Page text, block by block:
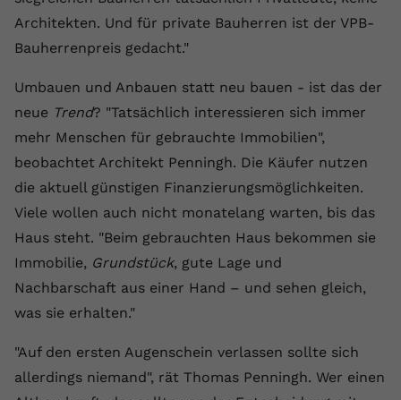
Architekten. Und für private Bauherren ist der VPB-
Bauherrenpreis gedacht."
Umbauen und Anbauen statt neu bauen - ist das der
neue Trend? "Tatsächlich interessieren sich immer
mehr Menschen für gebrauchte Immobilien",
beobachtet Architekt Penningh. Die Käufer nutzen
die aktuell günstigen Finanzierungsmöglichkeiten.
Viele wollen auch nicht monatelang warten, bis das
Haus steht. "Beim gebrauchten Haus bekommen sie
Immobilie, Grundstück, gute Lage und
Nachbarschaft aus einer Hand – und sehen gleich,
was sie erhalten."
"Auf den ersten Augenschein verlassen sollte sich
allerdings niemand", rät Thomas Penningh. Wer einen
Laufzeit 1 Jahr
Dieser Wert speichert Ihre Consent-
zufällig generierte ID, für die
vorgenommen Einstellungen, falls der
Webseiten-Betreiber dies eingestellt
hat.
Name fe_typo_user
Anbieter VPB.de
Laufzeit Session
Zweck
Speicherung von
Benutzereinstellungen zu ermöglichen.
Zweck
wiederzuerkennen und statistische
Informationen zur Nutzung der
Website zu erfassen.
Name _gcl au
Anbieter Google Ads
Laufzeit 90 Tage
Wird von Google Ads für das
Conversion-Tracking verwendet, um
Werbeklicks der Nutzung auf unserer
Website zuzuordnen.
Cookie-Informationen anzeigen
Externe Inhalte
um Ihnen zusätzliche Informationen anzubieten.
Name vuid
Anbieter vimeo.com
Laufzeit 2 Jahre
Zweck
Vimeo installiert dieses Cookie, um
Tracking-Informationen zu sammeln,
indem es eine eindeutige ID zum
Einbetten von Videos auf der Website
Name CONSENT
Cookie-Informationen anzeigen